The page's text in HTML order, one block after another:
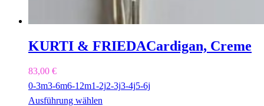
KURTI & FRIEDACardigan, Creme
83,00 €
0-3m3-6m6-12m1-2j2-3j3-4j5-6j
Ausführung wählen